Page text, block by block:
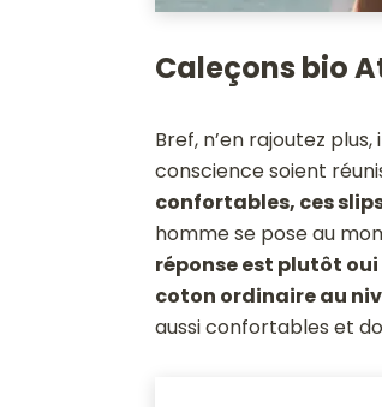
Caleçons bio
Bref, n’en rajoutez
conscience soient
confortables, ces
homme se pose au
réponse est plutôt oui
coton ordinaire au
aussi confortables et